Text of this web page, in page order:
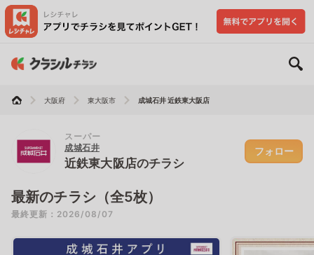
大阪府 東大阪市 成城石井 近鉄東大阪店
スーパー
成城石井
近鉄東大阪店のチラシ
フォロー
最新のチラシ（全5枚）
最終更新：2026/08/07